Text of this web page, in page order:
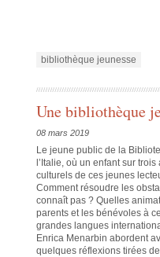
bibliothèque jeunesse
Une bibliothèque
08 mars 2019
Le jeune public de la
l’Italie, où un enfant sur
culturels de ces jeunes
Comment résoudre les
connaît pas ? Quelles
parents et les bénévoles à
grandes langues
Enrica Menarbin abordent
quelques réflexions tirées